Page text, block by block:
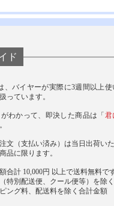
ド
、バイヤーが実際に3週間以上
っています。
わかって、即決した商品は「 君
文（支払い済み）は当日出荷いた
品に限ります。
合計 10,000円 以上で送料無料で
特別配送便、クール便等）を除く
ング料、配送料を除く合計金額